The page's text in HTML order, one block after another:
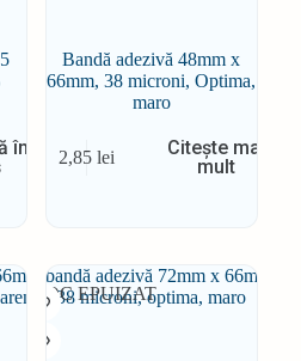
în
Bandă adezivă 48mm x
66mm, 38 microni, Optima,
maro
2,85lei
Citește mai
mult
STOC EPUIZAT